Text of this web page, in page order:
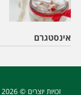
אינסטגרם
זכויות יוצרים © 2026